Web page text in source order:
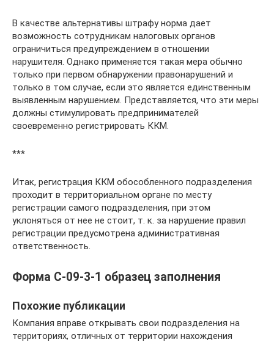
В качестве альтернативы штрафу норма дает
возможность сотрудникам налоговых органов
ограничиться предупреждением в отношении
нарушителя. Однако применяется такая мера обычно
только при первом обнаружении правонарушений и
только в том случае, если это является единственным
выявленным нарушением. Представляется, что эти меры
должны стимулировать предпринимателей
своевременно регистрировать ККМ.
***
Итак, регистрация ККМ обособленного подразделения
проходит в территориальном органе по месту
регистрации самого подразделения, при этом
уклоняться от нее не стоит, т. к. за нарушение правил
регистрации предусмотрена административная
ответственность.
Форма С-09-3-1 образец заполнения
Похожие публикации
Компания вправе открывать свои подразделения на
территориях, отличных от территории нахождения